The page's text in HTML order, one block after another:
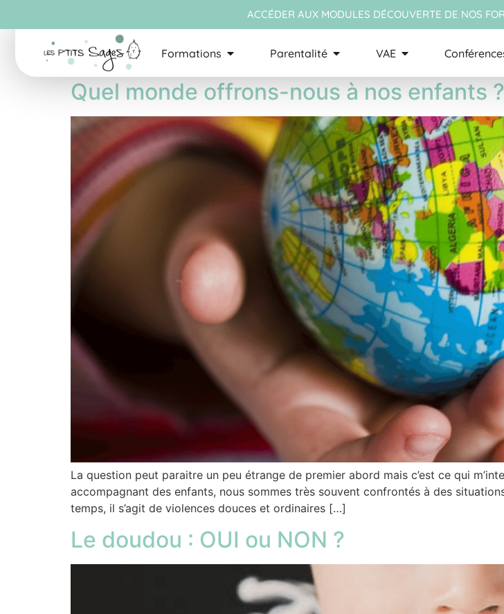
ACCÉDER AUX MODULES DÉCOUVERTE DE NOS
Formations Parentalité VAE
Étiquette :Enfant
Quel monde offrons-nous à nos enfants ?
La question peut paraitre un peu étrange de premier abord mais c’est ce qui
accompagnant des enfants, nous sommes très souvent confrontés à des
temps, il s’agit de violences douces et ordinaires […]
Le doudou : OUI ou NON ?